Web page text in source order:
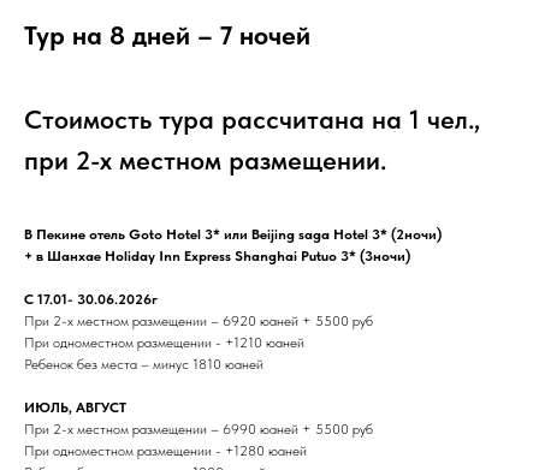
Тур на 8 дней – 7 ночей
Стоимость тура рассчитана на 1 чел.,
при 2-х местном размещении.
В Пекине отель Goto Hotel 3* или Beijing saga Hotel 3* (2ночи)
+ в Шанхае Holiday Inn Express Shanghai Putuo 3* (3ночи)
C 17.01- 30.06.2026г
При 2-х местном размещении – 6920 юаней + 5500 руб
При одноместном размещении - +1210 юаней
Ребенок без места – минус 1810 юаней
ИЮЛЬ, АВГУСТ
При 2-х местном размещении – 6990 юаней + 5500 руб
При одноместном размещении - +1280 юаней